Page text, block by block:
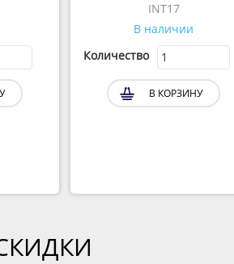
INT17
В наличии
Количество
В КОРЗИНУ